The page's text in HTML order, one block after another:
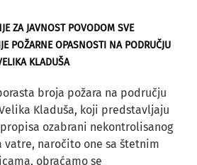
ZA JAVNOST POVODOM SVE
POŽARNE OPASNOSTI NA PODRUČJU
KLADUŠA
broja požara na području
Kladuša, koji predstavljaju
ozabrani nekontrolisanog
vatre, naročito one sa štetnim
obraćamo se